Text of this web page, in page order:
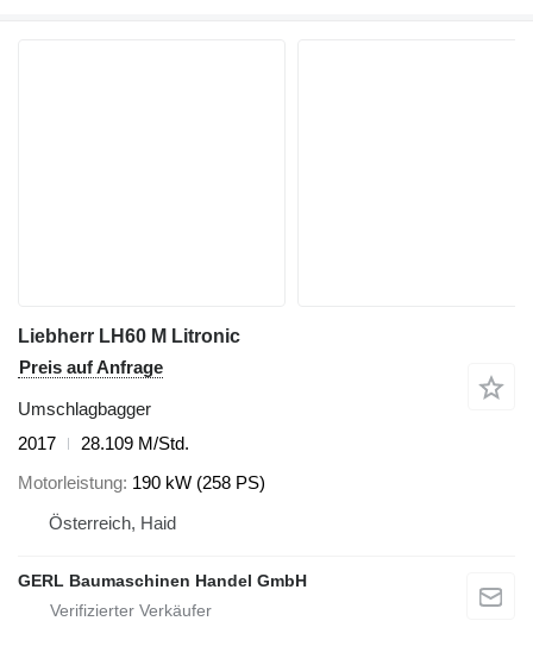
Liebherr LH60 M Litronic
Preis auf Anfrage
Umschlagbagger
2017
28.109 M/Std.
Motorleistung 190 kW (258 PS)
Österreich, Haid
GERL Baumaschinen Handel GmbH